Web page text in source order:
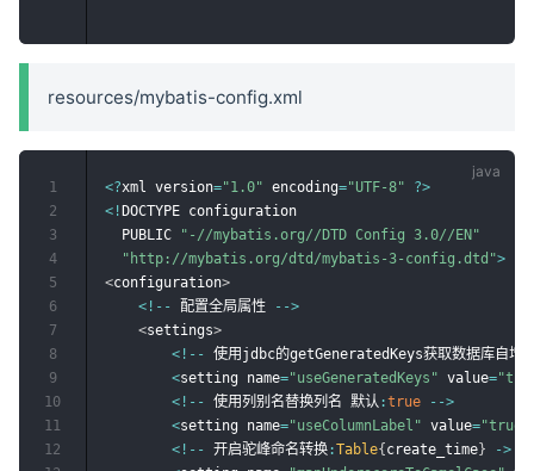
resources/mybatis-config.xml
<?xml version="1.0" encoding="UTF-8" ?>
< ! DOCTYPE configuration
  PUBLIC
"-//mybatis.org//DTD Config 3.0//EN"
"http://mybatis.org/dtd/mybatis-3-config.dtd">
<configuration>
< ! -- 配置全局属性 -->
<settings>
< ! --
使用jdbc的getGeneratedKeys获取数据库自增
<setting name="useGeneratedKeys" value=
< ! -- 使用列别名替换列名 默认 :true -->
<setting name="useColumnLabel" value="true"
< ! -- 开启驼峰命名转换 :Table{ create_time} ->
1
2
3
4
5
6
7
8
9
10
11
12